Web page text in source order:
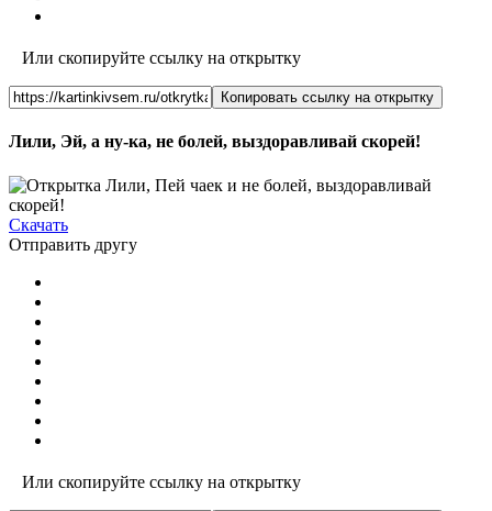
Или скопируйте ссылку на открытку
Копировать ссылку на открытку
Лили, Эй, а ну-ка, не болей, выздоравливай скорей!
Скачать
Отправить другу
Или скопируйте ссылку на открытку